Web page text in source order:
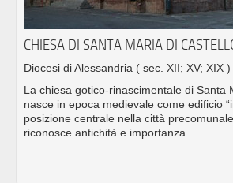
CHIESA DI SANTA MARIA DI
Diocesi di Alessandria ( sec. XII; XV; XIX )
La chiesa gotico-rinascimentale di Santa
nasce in epoca medievale come edificio
posizione centrale nella città
riconosce antichità e importanza.